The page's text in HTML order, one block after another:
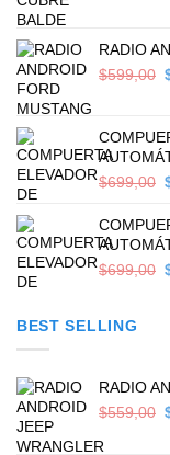
RADIO
$599,00
$699,00
$699,00
BEST SELLING
RADIO
$559,00